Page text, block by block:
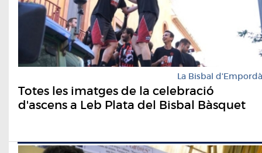
La Bisbal d'Empordà
Totes les imatges de la celebració
d'ascens a Leb Plata del Bisbal Bàsquet